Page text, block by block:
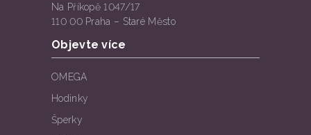
Na Příkopě 1047/17
110 00 Praha – Staré Město
Objevte více
OMEGA
Hodinky
Šperky